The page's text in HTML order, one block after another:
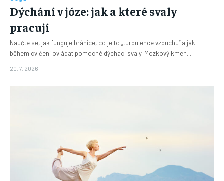
Dýchání v józe: jak a které svaly
pracují
Naučte se, jak funguje bránice, co je to „turbulence vzduchu“ a jak
během cvičení ovládat pomocné dýchací svaly. Mozkový kmen...
20. 7. 2026